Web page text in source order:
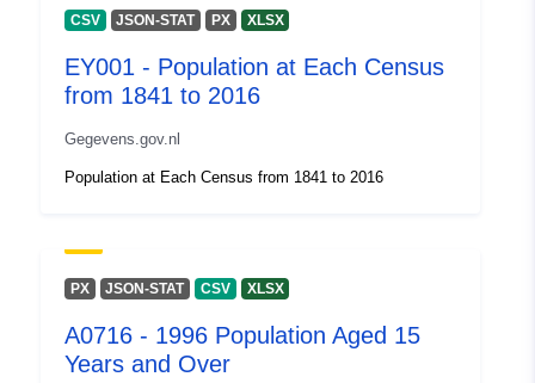
CSV JSON-STAT PX XLSX
EY001 - Population at Each Census
from 1841 to 2016
Gegevens.gov.nl
Population at Each Census from 1841 to 2016
PX JSON-STAT CSV XLSX
A0716 - 1996 Population Aged 15
Years and Over